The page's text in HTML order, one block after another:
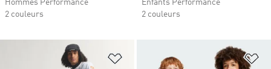
Hommes Performance
2 couleurs
Enfants Performance
2 couleurs
Ajouter à la Liste de produits